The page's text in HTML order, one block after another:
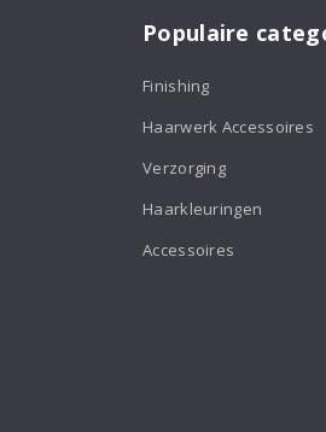
Populaire
Finishing
Haarwerk Accessoires
Verzorging
Haarkleuringen
Accessoires